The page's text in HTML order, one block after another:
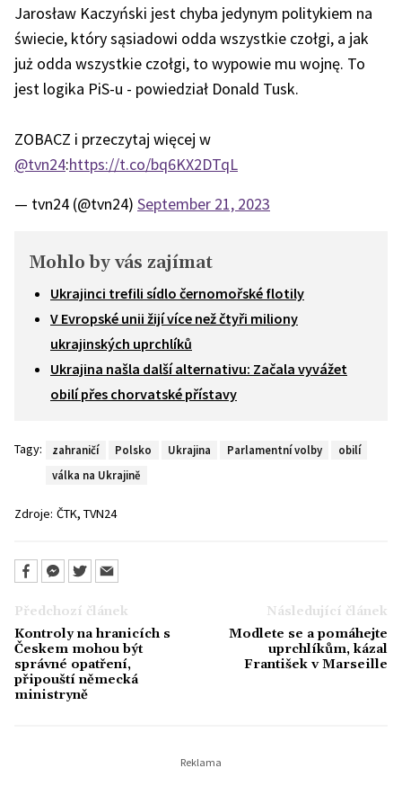
Jarosław Kaczyński jest chyba jedynym politykiem na
świecie, który sąsiadowi odda wszystkie czołgi, a jak
już odda wszystkie czołgi, to wypowie mu wojnę. To
jest logika PiS-u - powiedział Donald Tusk.
ZOBACZ i przeczytaj więcej w
@tvn24:https://t.co/bq6KX2DTqL
— tvn24 (@tvn24) September 21, 2023
Mohlo by vás zajímat
Ukrajinci trefili sídlo černomořské flotily
V Evropské unii žijí více než čtyři miliony
ukrajinských uprchlíků
Ukrajina našla další alternativu: Začala vyvážet
obilí přes chorvatské přístavy
Tagy: zahraničí Polsko Ukrajina Parlamentní volby
obilí
válka na Ukrajině
Zdroje: ČTK, TVN24
Předchozí článek
Kontroly na hranicích s
Českem mohou být
správné opatření,
připouští německá
ministryně
Následující článek
Modlete se a pomáhejte
uprchlíkům, kázal
František v Marseille